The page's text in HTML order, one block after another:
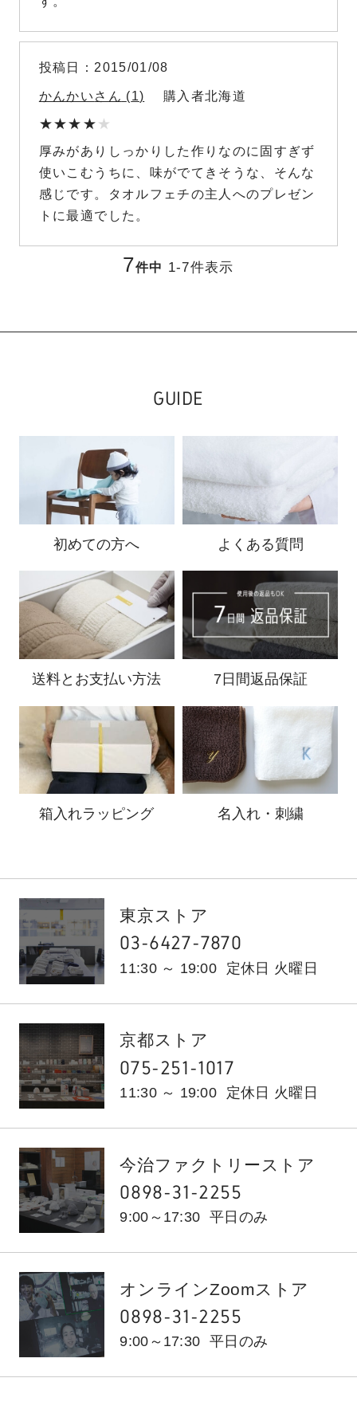
かんかい 1 購入者北海道
投稿日 2015/01/08
厚みがありしっかりした作りなのに固すぎず
使いこむうちに、味がでてきそうな、そんな
感じです。タオルフェチの主人へのプレゼン
トに最適でした。
7件中 1-7件表示
GUIDE
初めての方へ よくある質問
送料と お支払い方法 7日間返品保証
箱入れラッピング 名入れ・刺繍
東京ストア
03-6427-7870
11:30 ～ 19:00 定休日 火曜日
京都ストア
075-251-1017
11:30 ～ 19:00 定休日 火曜日
今治ファクトリーストア
0898-31-2255
9:00～17:30 平日のみ
オンラインZoomストア
0898-31-2255
9:00～17:30 平日のみ